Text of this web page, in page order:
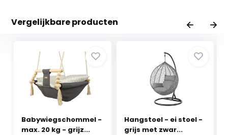
Vergelijkbare producten
Babywiegschommel -
max. 20 kg - grijz...
Hangstoel - ei stoel -
grijs met zwar...